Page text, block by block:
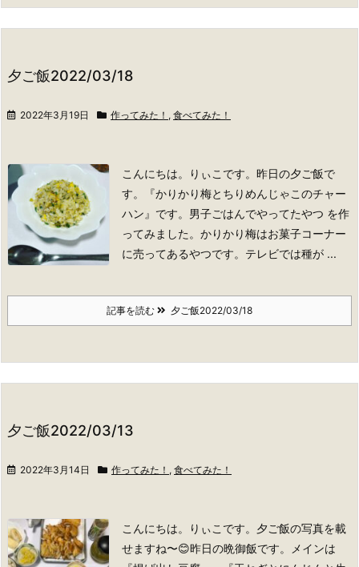
夕ご飯2022/03/18
2022年3月19日 作ってみた！ , 食べてみた！
こんにちは。りぃこです。 昨日の夕ご飯で
す。
『かりかり梅とちりめんじゃこのチャー
ハン』です。男子ごはんでやってたやつ を作
ってみました。かりかり梅はお菓子コーナー
に売ってあるやつです。テレビでは種が ...
記事を読む 夕ご飯2022/03/18
夕ご飯2022/03/13
2022年3月14日 作ってみた！ , 食べてみた！
こんにちは。りぃこです。 夕ご飯の写真を載
せますね〜😊昨日の晩御飯です。
メインは